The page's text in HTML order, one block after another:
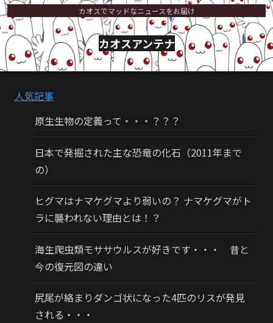
カオスでマッドなニュースをお届け
カオスアンテナ
人気記事
原生生物の定義って・・・？？？
日本で発掘された主な恐竜の化石（2011年まで
の）
ヒグマはナマケグマより弱いの？ ナマケグマがト
ラに襲われない理由とは！？
海生爬虫類モササウルスが好きです・・・ 昔と
今の復元図の違い
尻尾が絡まりダンゴ状になった4匹のリスが発見
される・・・